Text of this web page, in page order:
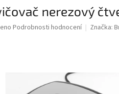
nerezový
Podrobnosti hodnocení Značka: